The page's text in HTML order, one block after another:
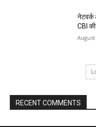
नेटवर्क
CBI की
August
RECENT COMMENTS